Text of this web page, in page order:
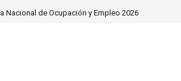
Nacional de Ocupación y Empleo 2026